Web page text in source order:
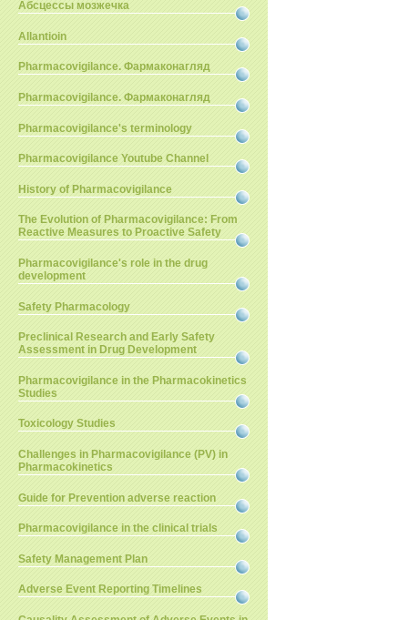
Абсцессы мозжечка
Allantioin
Pharmacovigilance. Фармаконагляд
Pharmacovigilance. Фармаконагляд
Pharmacovigilance's terminology
Pharmacovigilance Youtube Channel
History of Pharmacovigilance
The Evolution of Pharmacovigilance: From
Reactive Measures to Proactive Safety
Pharmacovigilance's role in the drug
development
Safety Pharmacology
Preclinical Research and Early Safety
Assessment in Drug Development
Pharmacovigilance in the Pharmacokinetics
Studies
Toxicology Studies
Challenges in Pharmacovigilance (PV) in
Pharmacokinetics
Guide for Prevention adverse reaction
Pharmacovigilance in the clinical trials
Safety Management Plan
Adverse Event Reporting Timelines